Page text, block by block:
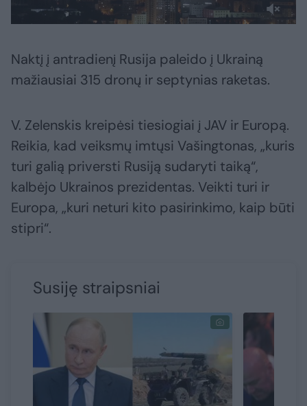
Naktį į antradienį Rusija paleido į Ukrainą
mažiausiai 315 dronų ir septynias raketas.
V. Zelenskis kreipėsi tiesiogiai į JAV ir Europą.
Reikia, kad veiksmų imtųsi Vašingtonas, „kuris
turi galią priversti Rusiją sudaryti taiką“,
kalbėjo Ukrainos prezidentas. Veikti turi ir
Europa, „kuri neturi kito pasirinkimo, kaip būti
stipri“.
Susiję straipsniai